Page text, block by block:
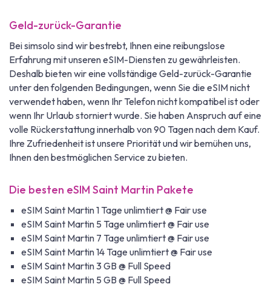
Geld-zurück-Garantie
Bei simsolo sind wir bestrebt, Ihnen eine reibungslose
Erfahrung mit unseren eSIM-Diensten zu gewährleisten.
Deshalb bieten wir eine vollständige Geld-zurück-Garantie
unter den folgenden Bedingungen, wenn Sie die eSIM nicht
verwendet haben, wenn Ihr Telefon nicht kompatibel ist oder
wenn Ihr Urlaub storniert wurde. Sie haben Anspruch auf eine
volle Rückerstattung innerhalb von 90 Tagen nach dem Kauf.
Ihre Zufriedenheit ist unsere Priorität und wir bemühen uns,
Ihnen den bestmöglichen Service zu bieten.
Die besten eSIM Saint Martin Pakete
eSIM Saint Martin 1 Tage unlimtiert @ Fair use
eSIM Saint Martin 5 Tage unlimtiert @ Fair use
eSIM Saint Martin 7 Tage unlimtiert @ Fair use
eSIM Saint Martin 14 Tage unlimtiert @ Fair use
eSIM Saint Martin 3 GB @ Full Speed
eSIM Saint Martin 5 GB @ Full Speed